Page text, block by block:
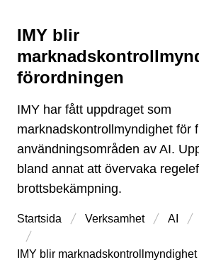
IMY blir
förordningen
Typ av sida
IMY har fått uppdraget som
marknadskontrollmyndighet för
användningsområden av AI.
bland annat att övervaka
brottsbekämpning.
Startsida Verksamhet AI
IMY blir